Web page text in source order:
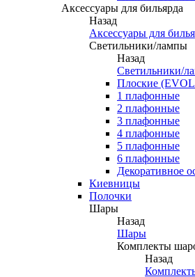
Аксессуары для бильярда
Назад
Аксессуары для
Светильники/лампы
Назад
Светильники/
Плоские
1 плафонные
2 плафонные
3 плафонные
4 плафонные
5 плафонные
6 плафонные
Декоративное
Киевницы
Полочки
Шары
Назад
Шары
Комплекты
Назад